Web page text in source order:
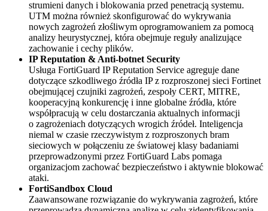
strumieni danych i blokowania przed penetracją systemu.
UTM można również skonfigurować do wykrywania
nowych zagrożeń złośliwym oprogramowaniem za pomocą
analizy heurystycznej, która obejmuje reguły analizujące
zachowanie i cechy plików.
IP Reputation & Anti-botnet Security
Usługa FortiGuard IP Reputation Service agreguje dane
dotyczące szkodliwego źródła IP z rozproszonej sieci Fortinet
obejmującej czujniki zagrożeń, zespoły CERT, MITRE,
kooperacyjną konkurencję i inne globalne źródła, które
współpracują w celu dostarczania aktualnych informacji
o zagrożeniach dotyczących wrogich źródeł. Inteligencja
niemal w czasie rzeczywistym z rozproszonych bram
sieciowych w połączeniu ze światowej klasy badaniami
przeprowadzonymi przez FortiGuard Labs pomaga
organizacjom zachować bezpieczeństwo i aktywnie blokować
ataki.
FortiSandbox Cloud
Zaawansowane rozwiązanie do wykrywania zagrożeń, które